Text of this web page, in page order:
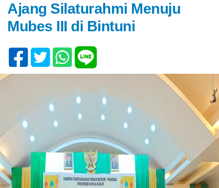
Ajang Silaturahmi Menuju
Mubes III di Bintuni